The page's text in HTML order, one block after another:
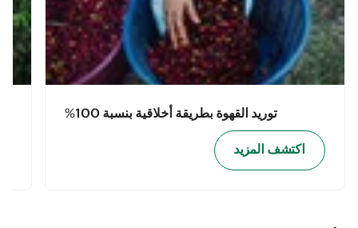
توريد القهوة بطريقة أخلاقية بنسبة 100%
اكتشف المزيد